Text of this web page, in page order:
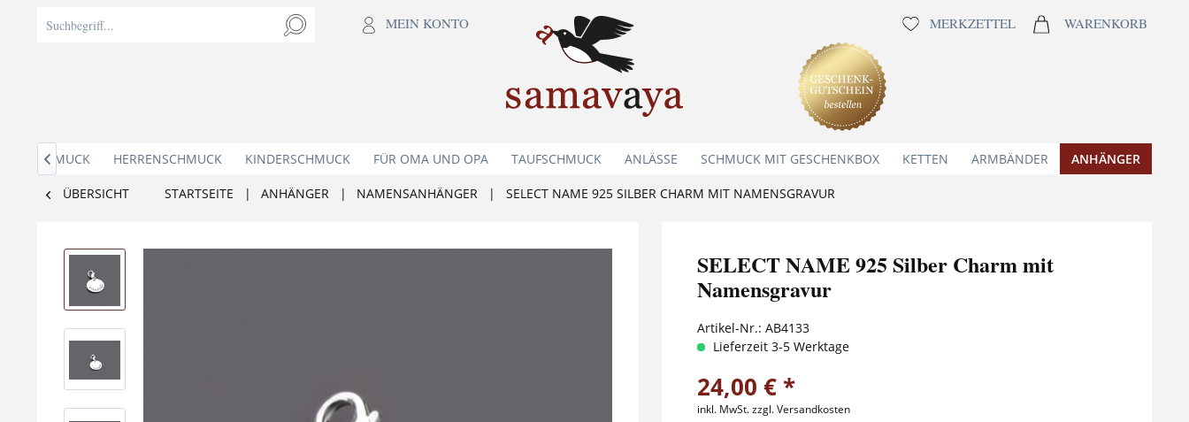
MEIN KONTO MERKZETTEL WARENKORB
HERRENSCHMUCK KINDERSCHMUCK FÜR OMA UND OPA TAUFSCHMUCK ANLÄSSE SCHMUCK MIT GESCHENKBOX KETTEN ARMBÄNDER ANHÄNGER

ÜBERSICHT STARTSEITE | ANHÄNGER | NAMENSANHÄNGER | SELECT NAME 925 SILBER CHARM MIT NAMENSGRAVUR
SELECT NAME 925 Silber Charm mit
Namensgravur
Artikel-Nr.: AB4133
Lieferzeit 3-5 Werktage
24,00 € *
inkl. MwSt.zzgl. Versandkosten